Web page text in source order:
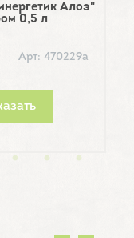
Алоэ"
0,5 л
Арт: 470229а